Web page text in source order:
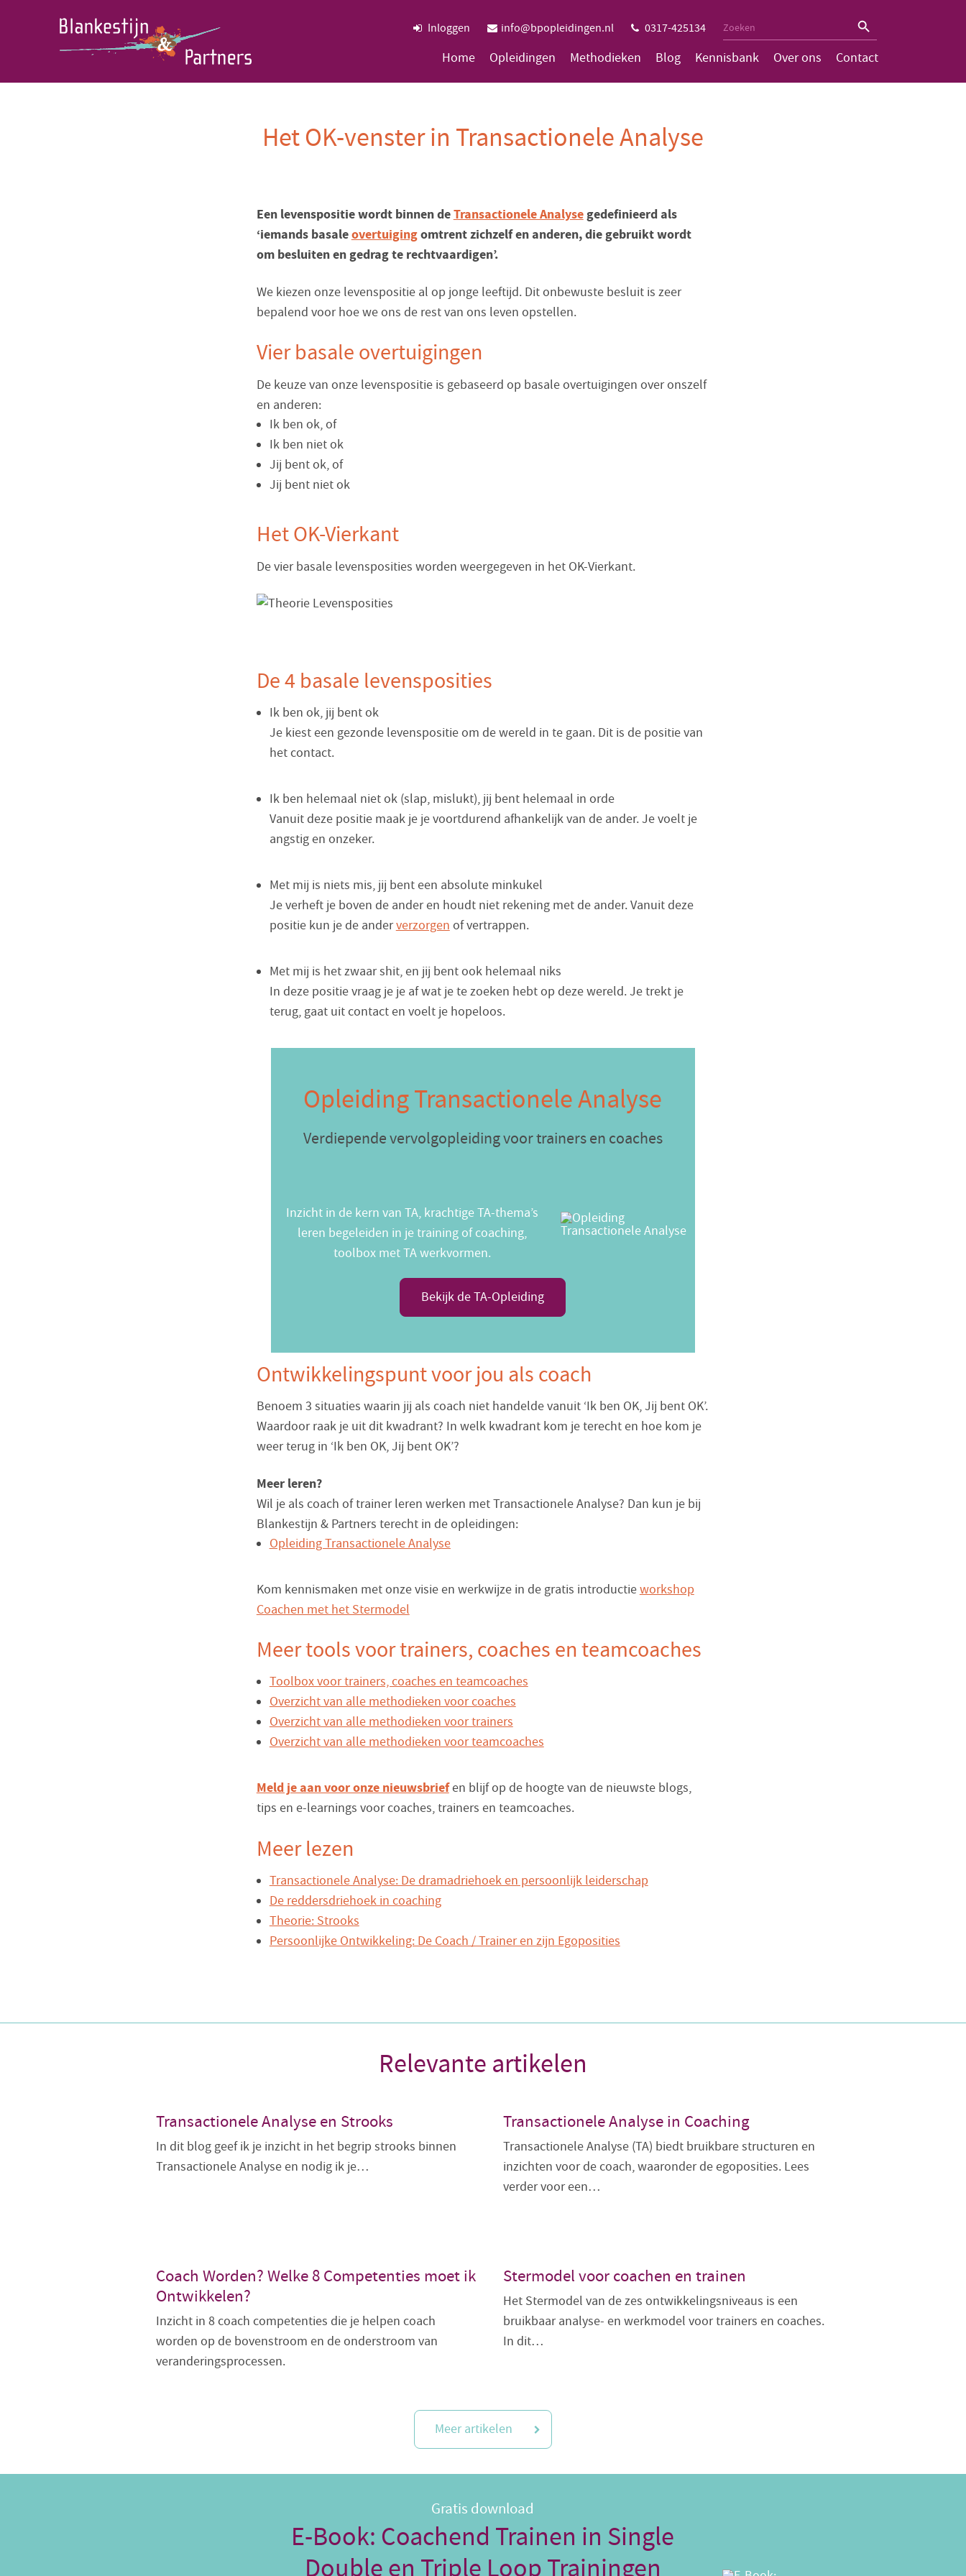
Inloggen info@bpopleidingen.nl 0317-425134 Zoek
naar:
Home Opleidingen Methodieken Blog Kennisbank Over ons Contact
Het OK-venster in Transactionele Analyse
Een levenspositie wordt binnen deTransactionele Analysegedefinieerd als
‘iemands basaleovertuigingomtrent zichzelf en anderen, die gebruikt wordt
om besluiten en gedrag te rechtvaardigen’.
We kiezen onze levenspositie al op jonge leeftijd. Dit onbewuste besluit is zeer
bepalend voor hoe we ons de rest van ons leven opstellen.
Vier basale overtuigingen
De keuze van onze levenspositie is gebaseerd op basale overtuigingen over onszelf
en anderen:
Ik ben ok, of
Ik ben niet ok
Jij bent ok, of
Jij bent niet ok
Het OK-Vierkant
De vier basale levensposities worden weergegeven in het OK-Vierkant.
De 4 basale levensposities
Ik ben ok, jij bent ok
Je kiest een gezonde levenspositie om de wereld in te gaan. Dit is de positie van
het contact.
Ik ben helemaal niet ok (slap, mislukt), jij bent helemaal in orde
Vanuit deze positie maak je je voortdurend afhankelijk van de ander. Je voelt je
angstig en onzeker.
Met mij is niets mis, jij bent een absolute minkukel
Je verheft je boven de ander en houdt niet rekening met de ander. Vanuit deze
positie kun je de anderverzorgen of vertrappen.
Met mij is het zwaar shit, en jij bent ook helemaal niks
In deze positie vraag je je af wat je te zoeken hebt op deze wereld. Je trekt je
terug, gaat uit contact en voelt je hopeloos.
Opleiding Transactionele Analyse
Verdiepende vervolgopleiding voor trainers en coaches
Inzicht in de kern van TA, krachtige TA-thema’s
leren begeleiden in je training of coaching,
toolbox met TA werkvormen.
Bekijk de TA-Opleiding
Ontwikkelingspunt voor jou als coach
Benoem 3 situaties waarin jij als coach niet handelde vanuit ‘Ik ben OK, Jij bent OK’.
Waardoor raak je uit dit kwadrant? In welk kwadrant kom je terecht en hoe kom je
weer terug in ‘Ik ben OK, Jij bent OK’?
Meer leren?
Wil je als coach of trainer leren werken met Transactionele Analyse? Dan kun je bij
Blankestijn & Partners terecht in de opleidingen:
Opleiding Transactionele Analyse
Kom kennismaken met onze visie en werkwijze in de gratis introductieworkshop
Coachen met het Stermodel
Meer tools voor trainers, coaches en teamcoaches
Toolbox voor trainers, coaches en teamcoaches
Overzicht van alle methodieken voor coaches
Overzicht van alle methodieken voor trainers
Overzicht van alle methodieken voor teamcoaches
Meld je aan voor onze nieuwsbriefen blijf op de hoogte van de nieuwste blogs,
tips en e-learnings voor coaches, trainers en teamcoaches.
Meer lezen
Transactionele Analyse: De dramadriehoek en persoonlijk leiderschap
De reddersdriehoek in coaching
Theorie: Strooks
Persoonlijke Ontwikkeling: De Coach / Trainer en zijn Egoposities
Relevante artikelen
Transactionele Analyse en Strooks
In dit blog geef ik je inzicht in het begrip strooks binnen
Transactionele Analyse en nodig ik je…
Transactionele Analyse in Coaching
Transactionele Analyse (TA) biedt bruikbare structuren en
inzichten voor de coach, waaronder de egoposities. Lees
verder voor een…
Coach Worden? Welke 8 Competenties moet ik
Ontwikkelen?
Inzicht in 8 coach competenties die je helpen coach
worden op de bovenstroom en de onderstroom van
veranderingsprocessen.
Stermodel voor coachen en trainen
Het Stermodel van de zes ontwikkelingsniveaus is een
bruikbaar analyse- en werkmodel voor trainers en coaches.
In dit…
Meer artikelen
Gratis download
E-Book: Coachend Trainen in Single
Double en Triple Loop Trainingen